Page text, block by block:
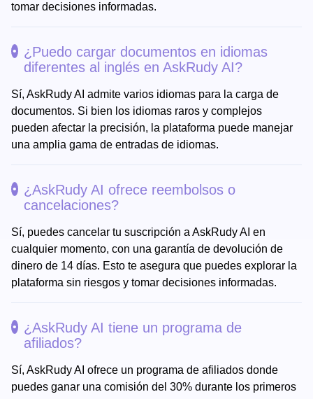
tomar decisiones informadas.
¿Puedo cargar documentos en idiomas
diferentes al inglés en AskRudy AI?
Sí, AskRudy AI admite varios idiomas para la carga de
documentos. Si bien los idiomas raros y complejos
pueden afectar la precisión, la plataforma puede manejar
una amplia gama de entradas de idiomas.
¿AskRudy AI ofrece reembolsos o
cancelaciones?
Sí, puedes cancelar tu suscripción a AskRudy AI en
cualquier momento, con una garantía de devolución de
dinero de 14 días. Esto te asegura que puedes explorar la
plataforma sin riesgos y tomar decisiones informadas.
¿AskRudy AI tiene un programa de
afiliados?
Sí, AskRudy AI ofrece un programa de afiliados donde
puedes ganar una comisión del 30% durante los primeros